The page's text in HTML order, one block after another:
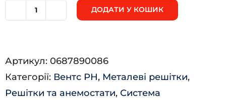
1015)
кількість
ДОДАТИ У КОШИК
Артикул: 0687890086
Категорії: Вентс РН, Металеві решітки,
Решітки та анемостати, Система